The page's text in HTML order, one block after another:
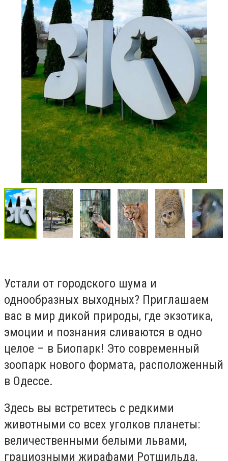
Устали от городского шума и
однообразных выходных? Приглашаем
вас в мир дикой природы, где экзотика,
эмоции и познания сливаются в одно
целое – в Биопарк! Это современный
зоопарк нового формата, расположенный
в Одессе.
Здесь вы встретитесь с редкими
животными со всех уголков планеты:
величественными белыми львами,
грациозными жирафами Ротшильда,